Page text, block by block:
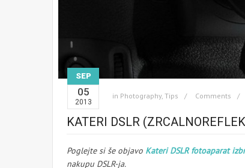
SEP
05
2013
in Photography, Tips Comments
KATERI DSLR
Poglejte si še objavo Kateri DSLR fotoaparat
nakupu DSLR-ja.